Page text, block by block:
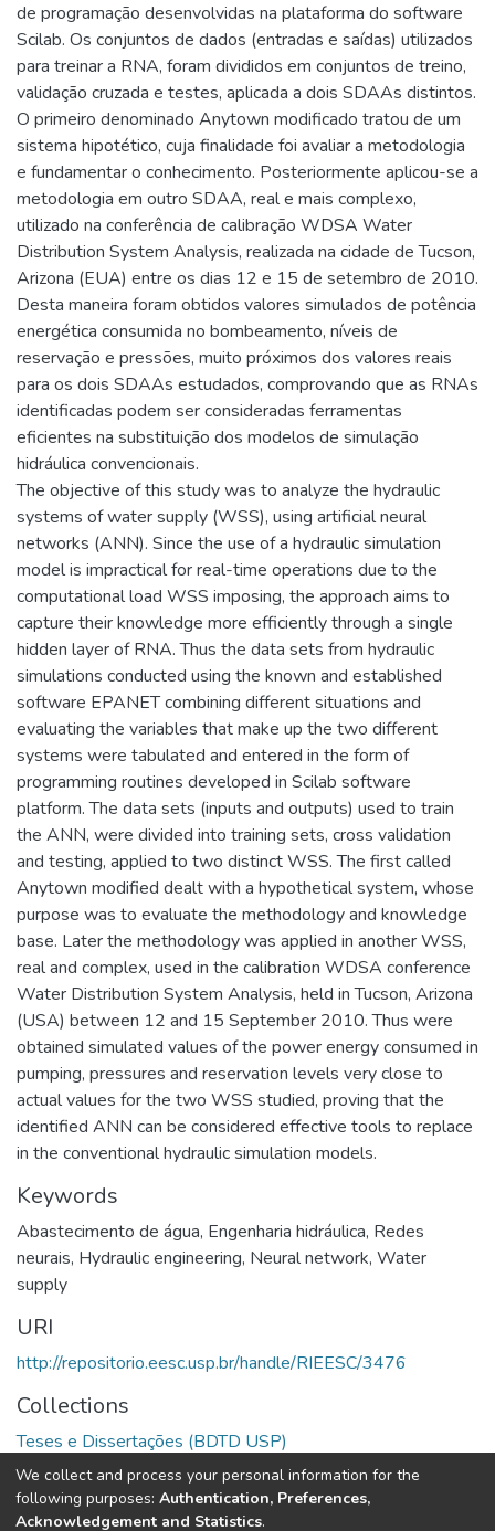
de programação desenvolvidas na plataforma do software
Scilab. Os conjuntos de dados (entradas e saídas) utilizados
para treinar a RNA, foram divididos em conjuntos de treino,
validação cruzada e testes, aplicada a dois SDAAs distintos.
O primeiro denominado Anytown modificado tratou de um
sistema hipotético, cuja finalidade foi avaliar a metodologia
e fundamentar o conhecimento. Posteriormente aplicou-se a
metodologia em outro SDAA, real e mais complexo,
utilizado na conferência de calibração WDSA Water
Distribution System Analysis, realizada na cidade de Tucson,
Arizona (EUA) entre os dias 12 e 15 de setembro de 2010.
Desta maneira foram obtidos valores simulados de potência
energética consumida no bombeamento, níveis de
reservação e pressões, muito próximos dos valores reais
para os dois SDAAs estudados, comprovando que as RNAs
identificadas podem ser consideradas ferramentas
eficientes na substituição dos modelos de simulação
hidráulica convencionais.
The objective of this study was to analyze the hydraulic
systems of water supply (WSS), using artificial neural
networks (ANN). Since the use of a hydraulic simulation
model is impractical for real-time operations due to the
computational load WSS imposing, the approach aims to
capture their knowledge more efficiently through a single
hidden layer of RNA. Thus the data sets from hydraulic
simulations conducted using the known and established
software EPANET combining different situations and
evaluating the variables that make up the two different
systems were tabulated and entered in the form of
programming routines developed in Scilab software
platform. The data sets (inputs and outputs) used to train
the ANN, were divided into training sets, cross validation
and testing, applied to two distinct WSS. The first called
Anytown modified dealt with a hypothetical system, whose
purpose was to evaluate the methodology and knowledge
base. Later the methodology was applied in another WSS,
real and complex, used in the calibration WDSA conference
Water Distribution System Analysis, held in Tucson, Arizona
(USA) between 12 and 15 September 2010. Thus were
obtained simulated values of the power energy consumed in
pumping, pressures and reservation levels very close to
actual values for the two WSS studied, proving that the
identified ANN can be considered effective tools to replace
in the conventional hydraulic simulation models.
Keywords
Abastecimento de água, Engenharia hidráulica, Redes
neurais, Hydraulic engineering, Neural network, Water
supply
URI
http://repositorio.eesc.usp.br/handle/RIEESC/3476
Collections
Teses e Dissertações (BDTD USP)
Full item page
We collect and process your personal information for the
following purposes: Authentication, Preferences,
Acknowledgement and Statistics.